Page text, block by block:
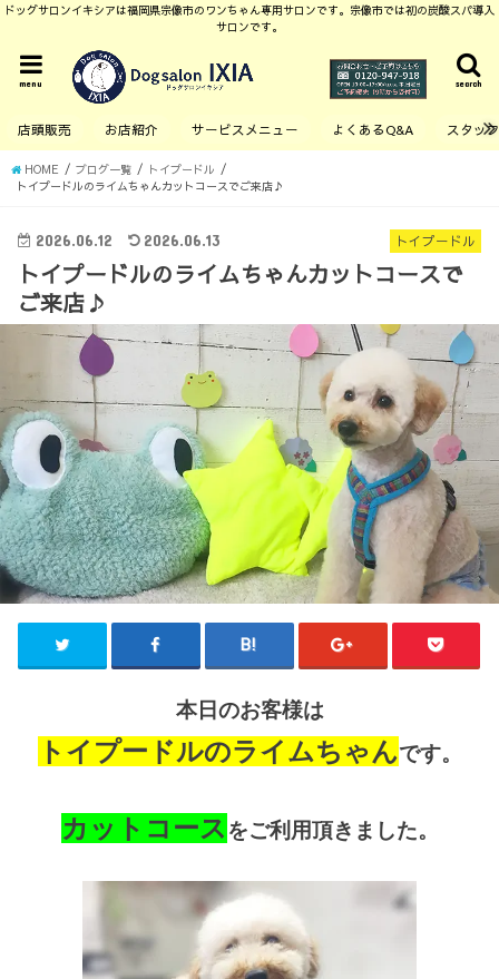
ドッグサロンイキシアは福岡県宗像市のワンちゃん専用サロンです。宗像市では初の炭酸スパ導入
サロンです。
search
menu
店頭販売 お店紹介 サービスメニュー よくあるQ&A スタッ
HOME ブログ一覧
トイプードル
トイプードルのライムちゃんカットコースでご来店♪
トイプードル
2026.06.12 2026.06.13
トイプードルのライムちゃんカットコースで
ご来店♪
本日のお客様は
トイプードルのライムちゃんです。
カットコース をご利用頂きました。